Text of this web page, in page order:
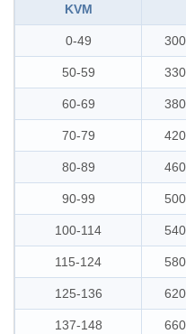
KVM
0-49
50-59
60-69
70-79
80-89
90-99
100-114
115-124
125-136
137-148